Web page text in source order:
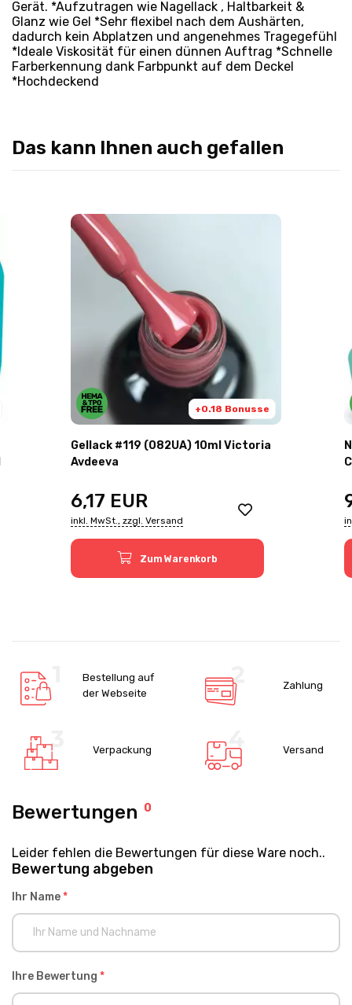
Gerät. *Aufzutragen wie Nagellack , Haltbarkeit &
Glanz wie Gel *Sehr flexibel nach dem Aushärten,
dadurch kein Abplatzen und angenehmes Tragegefühl
*Ideale Viskosität für einen dünnen Auftrag *Schnelle
Farberkennung dank Farbpunkt auf dem Deckel
*Hochdeckend
Das kann Ihnen auch gefallen
+0.18 Bonusse
Gellack #119 (082UA) 10ml Victoria
Avdeeva
6,17 EUR
inkl. MwSt., zzgl. Versand
Zum Warenkorb
Bestellung auf
der Webseite
Zahlung
Verpackung Versand
Bewertungen 0
Leider fehlen die Bewertungen für diese Ware noch..
Bewertung abgeben
Ihr Name*
Ihre Bewertung *